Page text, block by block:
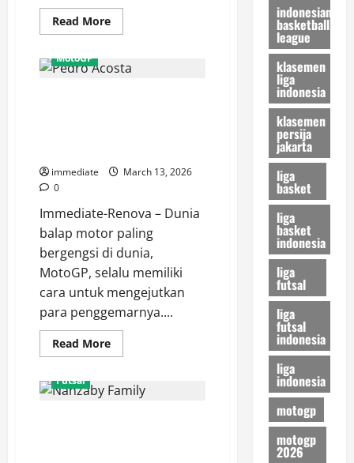
Read MoreRead
more
Alaeddine
Ajaraie,
Kemayoran
Kontra
MotoGP
immediate
March 13, 2026
0
Immediate-Renova – Dunia
balap motor paling
bergengsi di dunia,
MotoGP, selalu memiliki
cara untuk mengejutkan
para penggemarnya....
Read MoreRead
more
Twist
MotoGP
Futsal
indonesian
basketball
league
klasemen
liga
indonesia
klasemen
persija
jakarta
liga
basket
liga
basket
indonesia
liga
futsal
liga
futsal
indonesia
liga
indonesia
motogp
motogp
2026